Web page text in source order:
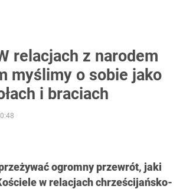
relacjach z narodem
myślimy o sobie jako
i braciach
ogromny przewrót, jaki
w relacjach chrześcijańsko-